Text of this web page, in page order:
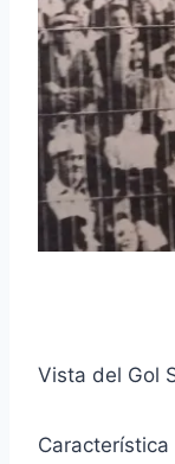
Vista del Gol